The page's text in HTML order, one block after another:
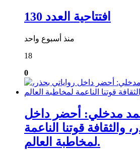
افتتاحية العدد 130
منذ أسبوع واحد
18
0
مدخلي: أحضر داخل
والثقافة قوتنا الناعمة
لمخاطبة العالم.